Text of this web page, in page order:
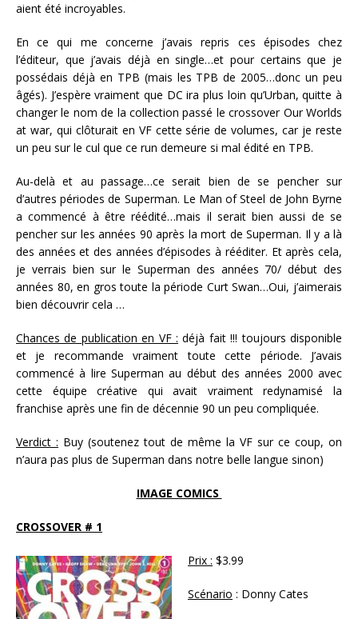
aient été incroyables.
En ce qui me concerne j’avais repris ces épisodes chez
l’éditeur, que j’avais déjà en single…et pour certains que je
possédais déjà en TPB (mais les TPB de 2005…donc un peu
âgés). J’espère vraiment que DC ira plus loin qu’Urban, quitte à
changer le nom de la collection passé le crossover Our Worlds
at war, qui clôturait en VF cette série de volumes, car je reste
un peu sur le cul que ce run demeure si mal édité en TPB.
Au-delà et au passage…ce serait bien de se pencher sur
d’autres périodes de Superman. Le Man of Steel de John Byrne
a commencé à être réédité…mais il serait bien aussi de se
pencher sur les années 90 après la mort de Superman. Il y a là
des années et des années d’épisodes à rééditer. Et après cela,
je verrais bien sur le Superman des années 70/ début des
années 80, en gros toute la période Curt Swan…Oui, j’aimerais
bien découvrir cela …
Chances de publication en VF : déjà fait !!! toujours disponible
et je recommande vraiment toute cette période. J’avais
commencé à lire Superman au début des années 2000 avec
cette équipe créative qui avait vraiment redynamisé la
franchise après une fin de décennie 90 un peu compliquée.
Verdict : Buy (soutenez tout de même la VF sur ce coup, on
n’aura pas plus de Superman dans notre belle langue sinon)
IMAGE COMICS
CROSSOVER # 1
Prix : $3.99
Scénario : Donny Cates